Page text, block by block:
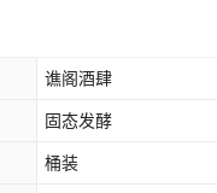
谯阁酒肆
固态发酵
桶装